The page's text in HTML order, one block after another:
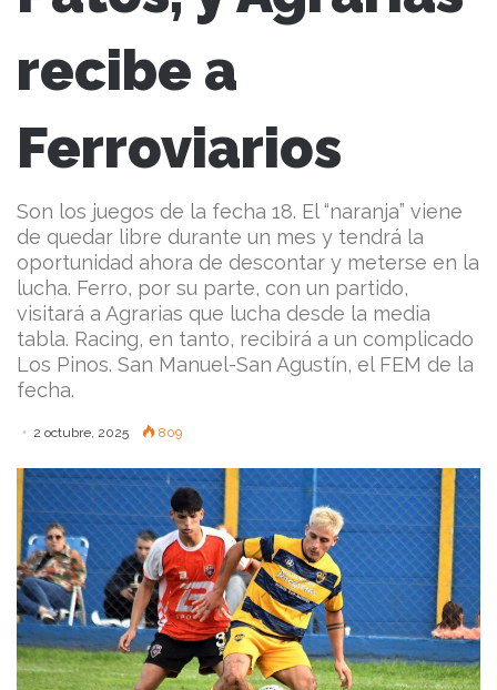
recibe a
Ferroviarios
Son los juegos de la fecha 18. El “naranja” viene
de quedar libre durante un mes y tendrá la
oportunidad ahora de descontar y meterse en la
lucha. Ferro, por su parte, con un partido,
visitará a Agrarias que lucha desde la media
tabla. Racing, en tanto, recibirá a un complicado
Los Pinos. San Manuel-San Agustín, el FEM de la
fecha.
2 octubre, 2025 809